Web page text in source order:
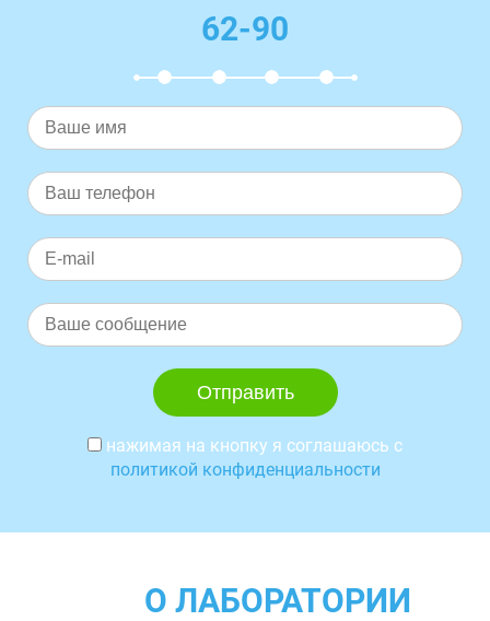
62-90
нажимая на кнопку я соглашаюсь с
политикой конфиденциальности
О ЛАБОРАТОРИИ